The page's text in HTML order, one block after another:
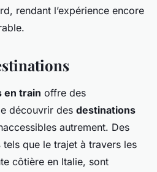
rendant l’expérience encore
en train offre des
découvrir des destinations
autrement. Des
tels que le trajet à travers les
côtière en Italie, sont